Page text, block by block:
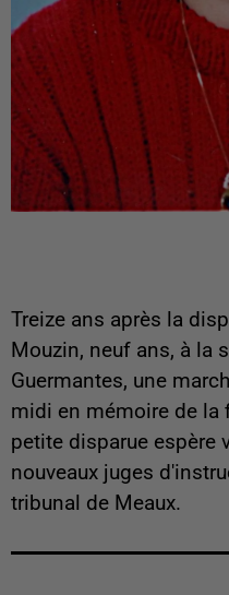
Treize ans après la
Mouzin, neuf ans, à la
Guermantes, une
midi en mémoire de la
petite disparue espère
nouveaux juges
tribunal de Meaux.